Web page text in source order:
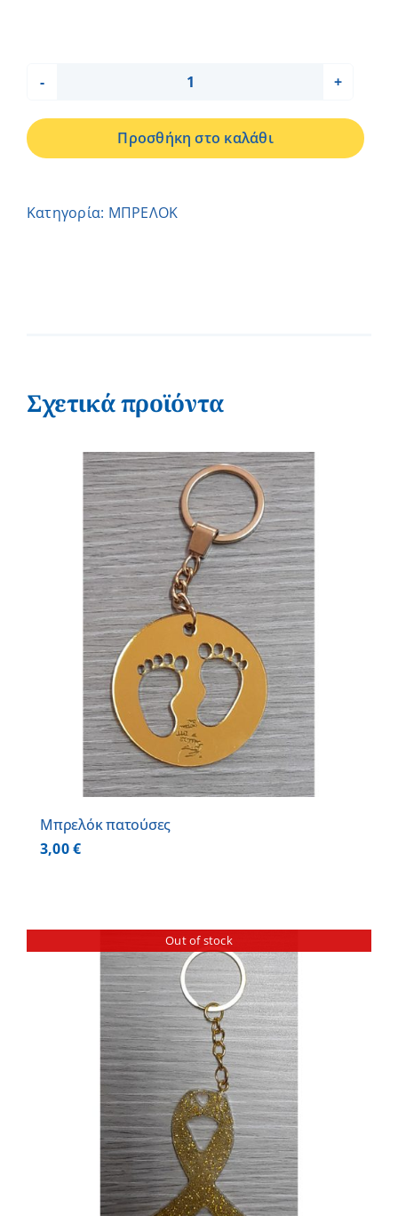
Μπαλαρίνα-
Άννα
Προσθήκη στο καλάθι
Κατηγορία: ΜΠΡΕΛΟΚ
Σχετικά προϊόντα
Μπρελόκ πατούσες
3,00€
Out of stock